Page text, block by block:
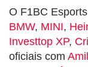
O F1BC
BMW, MINI,
Investtop XP,
oficiais com